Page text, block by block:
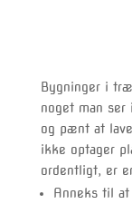
Bygninger i
noget man ser
og pænt at
ikke optager
ordentligt, er
Anneks til at